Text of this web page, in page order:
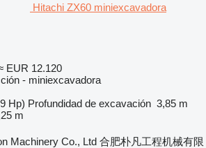
Hitachi ZX60 miniexcavadora
EUR 12.120
- miniexcavadora
Hp) Profundidad de excavación 3,85 m
m
Machinery Co., Ltd 合肥朴凡工程机械有限